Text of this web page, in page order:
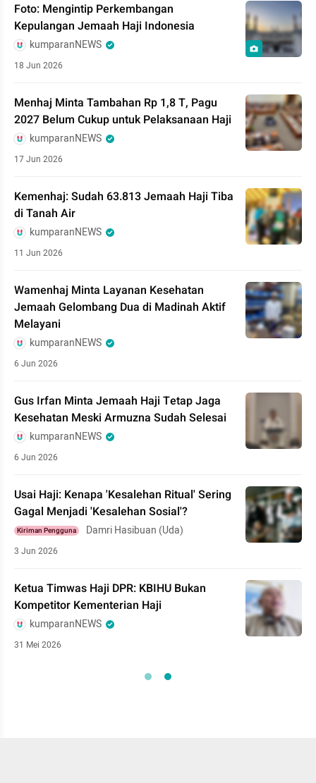
Foto: Mengintip Perkembangan
Kepulangan Jemaah Haji Indonesia
kumparanNEWS
18 Jun 2026
Menhaj Minta Tambahan Rp 1,8 T, Pagu
2027 Belum Cukup untuk Pelaksanaan Haji
kumparanNEWS
17 Jun 2026
Kemenhaj: Sudah 63.813 Jemaah Haji Tiba
di Tanah Air
kumparanNEWS
11 Jun 2026
Wamenhaj Minta Layanan Kesehatan
Jemaah Gelombang Dua di Madinah Aktif
Melayani
kumparanNEWS
6 Jun 2026
Gus Irfan Minta Jemaah Haji Tetap Jaga
Kesehatan Meski Armuzna Sudah Selesai
kumparanNEWS
6 Jun 2026
Usai Haji: Kenapa 'Kesalehan Ritual' Sering
Gagal Menjadi 'Kesalehan Sosial'?
Kiriman Pengguna Damri Hasibuan (Uda)
3 Jun 2026
Ketua Timwas Haji DPR: KBIHU Bukan
Kompetitor Kementerian Haji
kumparanNEWS
31 Mei 2026